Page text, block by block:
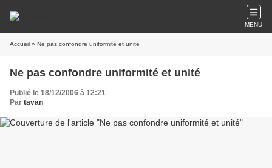
MENU
Accueil » Ne pas confondre uniformité et unité
Ne pas confondre uniformité et unité
Publié le 18/12/2006 à 12:21
Par tavan